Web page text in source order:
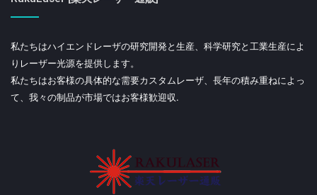
私たちはハイエンドレーザの研究開発と生産、科学研究と工業生産によ
りレーザー光源を提供します。
私たちはお客様の具体的な需要カスタムレーザ、長年の積み重ねによっ
て、我々の制品が市場ではお客様歓迎収.